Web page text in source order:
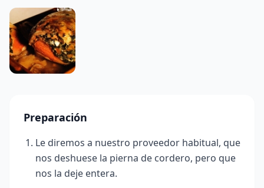
Preparación
Le diremos a nuestro proveedor habitual, que
nos deshuese la pierna de cordero, pero que
nos la deje entera.